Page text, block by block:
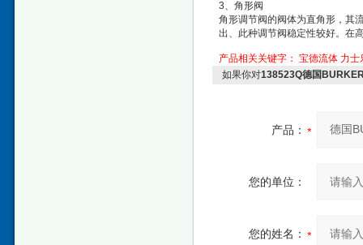
3、角形阀
角形调节阀的阀体为直角形，其
出、此种调节阀稳定性较好。在
产品相关关键字： 宝德流体 力士
如果你对138523Q德国
产品：
您的单位：
您的姓名：